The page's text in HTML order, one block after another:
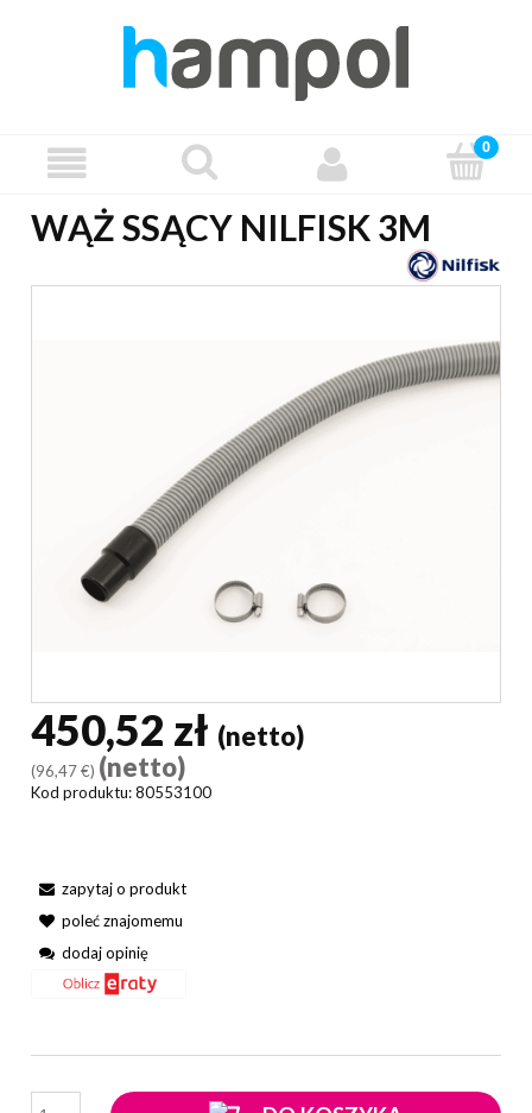
WĄŻ SSĄCY NILFISK 3M
450,52 zł (netto)
(96,47 €) (netto)
Kod produktu:80553100
zapytaj o produkt
poleć znajomemu
dodaj opinię